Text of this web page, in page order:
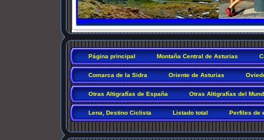
Página principal Montaña Central de Asturias
Comarca de la Sidra Oriente de Asturias
Otras Altigrafías de España Otras Altigrafías del
Lena, Destino Ciclista Listado total Perfiles de